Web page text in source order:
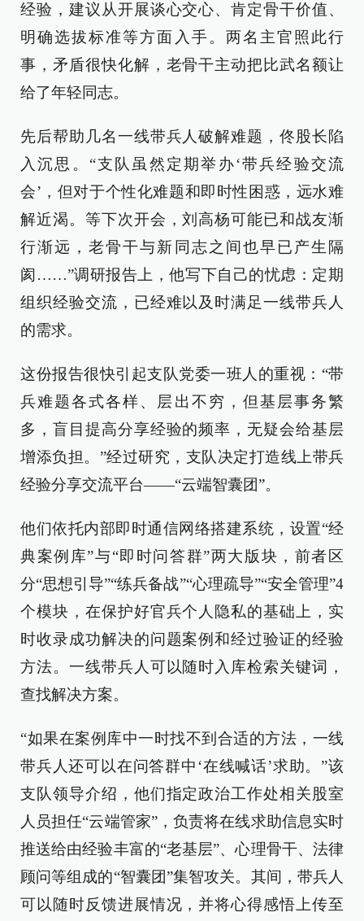
经验，建议从开展谈心交心、肯定骨干价值、
明确选拔标准等方面入手。两名主官照此行
事，矛盾很快化解，老骨干主动把比武名额让
给了年轻同志。
先后帮助几名一线带兵人破解难题，佟股长陷
入沉思。“支队虽然定期举办‘带兵经验交流
会’，但对于个性化难题和即时性困惑，远水难
解近渴。等下次开会，刘高杨可能已和战友渐
行渐远，老骨干与新同志之间也早已产生隔
阂……”调研报告上，他写下自己的忧虑：定期
组织经验交流，已经难以及时满足一线带兵人
的需求。
这份报告很快引起支队党委一班人的重视：“带
兵难题各式各样、层出不穷，但基层事务繁
多，盲目提高分享经验的频率，无疑会给基层
增添负担。”经过研究，支队决定打造线上带兵
经验分享交流平台——“云端智囊团”。
他们依托内部即时通信网络搭建系统，设置“经
典案例库”与“即时问答群”两大版块，前者区
分“思想引导”“练兵备战”“心理疏导”“安全管理”4
个模块，在保护好官兵个人隐私的基础上，实
时收录成功解决的问题案例和经过验证的经验
方法。一线带兵人可以随时入库检索关键词，
查找解决方案。
“如果在案例库中一时找不到合适的方法，一线
带兵人还可以在问答群中‘在线喊话’求助。”该
支队领导介绍，他们指定政治工作处相关股室
人员担任“云端管家”，负责将在线求助信息实时
推送给由经验丰富的“老基层”、心理骨干、法律
顾问等组成的“智囊团”集智攻关。其间，带兵人
可以随时反馈进展情况，并将心得感悟上传至